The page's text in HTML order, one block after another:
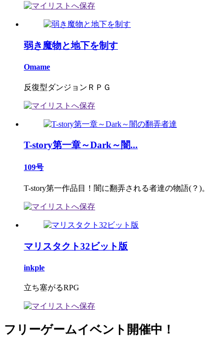
弱き魔物と地下を制す
Omame
反復型ダンジョンＲＰＧ
T-story第一章～Dark～闇...
109号
T-story第一作品目！闇に翻弄される者達の物語(？)。
マリスタクト32ビット版
inkple
立ち塞がるRPG
フリーゲームイベント開催中！